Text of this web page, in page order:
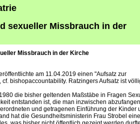
sexueller Missbrauch in der
Missbrauch in der Kirche
am 11.04.2019 einen "Aufsatz zur
bishopaccountability. Ratzingers Aufsatz ist
die bisher geltenden Maßstäbe in Fragen
entstanden ist, die man inzwischen
und getragenen Einführung der Kinder
hat die Gesundheitsministerin Frau Strobel